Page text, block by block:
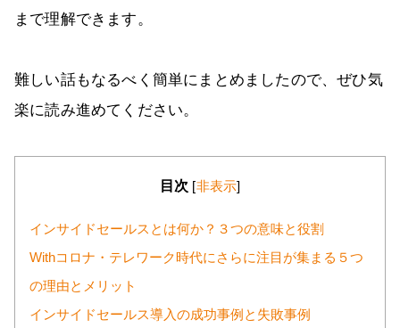
まで理解できます。
難しい話もなるべく簡単にまとめましたので、ぜひ気
楽に読み進めてください。
目次 [非表示]
インサイドセールスとは何か？３つの意味と役割
Withコロナ・テレワーク時代にさらに注目が集まる５つ
の理由とメリット
インサイドセールス導入の成功事例と失敗事例